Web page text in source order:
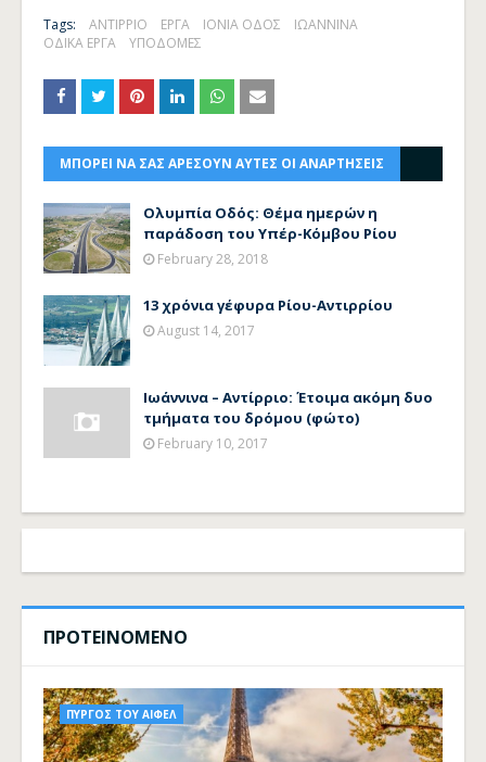
Tags: ΑΝΤΙΡΡΙΟ ΕΡΓΑ ΙΟΝΙΑ ΟΔΟΣ
ΙΩΑΝΝΙΝΑ
ΟΔΙΚΑ ΕΡΓΑ
ΥΠΟΔΟΜΕΣ
ΜΠΟΡΕΙ ΝΑ ΣΑΣ ΑΡΕΣΟΥΝ ΑΥΤΕΣ ΟΙ ΑΝΑΡΤΗΣΕΙΣ
Ολυμπία Οδός: Θέμα ημερών η
παράδοση του Υπέρ-Κόμβου Ρίου
February 28, 2018
13 χρόνια γέφυρα Ρίου-Αντιρρίου
August 14, 2017
Ιωάννινα – Αντίρριο: Έτοιμα ακόμη δυο
τμήματα του δρόμου (φώτο)
February 10, 2017
ΠΡΟΤΕΙΝΟΜΕΝΟ
ΠΥΡΓΟΣ ΤΟΥ ΑΙΦΕΛ